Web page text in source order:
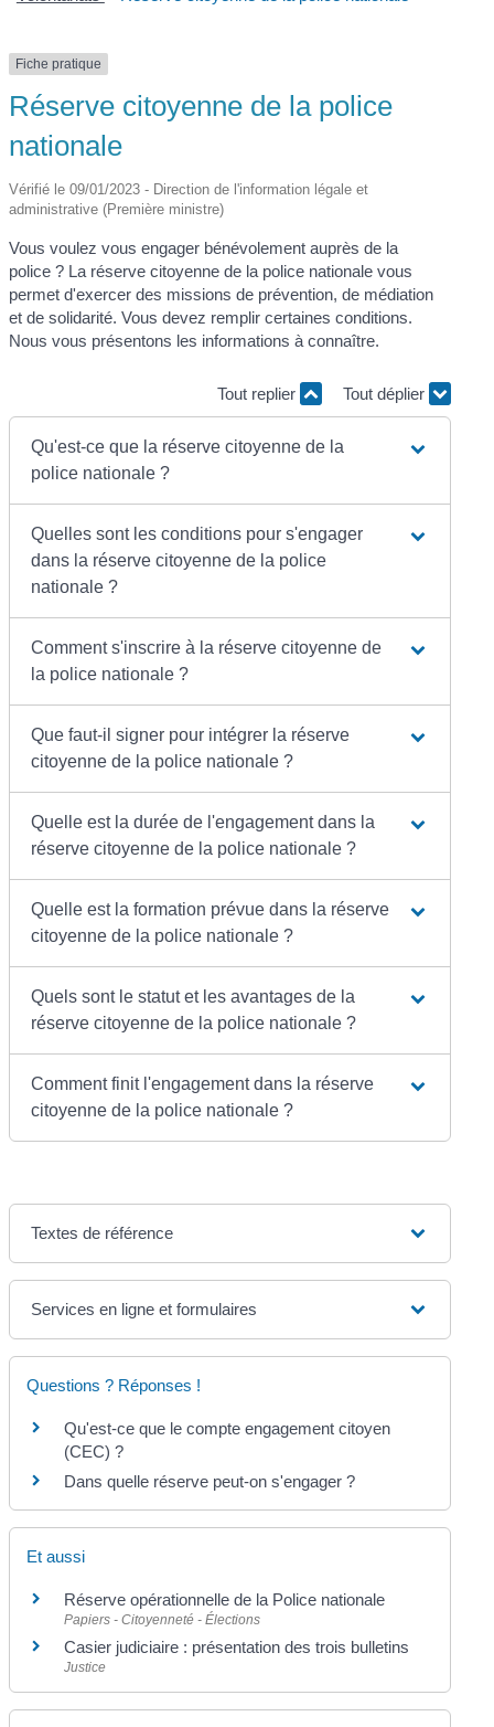
Fiche pratique
Réserve citoyenne de la police
nationale
Vérifié le 09/01/2023 - Direction de l'information légale et
administrative (Première ministre)
Vous voulez vous engager bénévolement auprès de la
police ? La réserve citoyenne de la police nationale vous
permet d'exercer des missions de prévention, de médiation
et de solidarité. Vous devez remplir certaines conditions.
Nous vous présentons les informations à connaître.
Tout replier Tout déplier
Qu'est-ce que la réserve citoyenne de la
police nationale ?
Quelles sont les conditions pour s'engager
dans la réserve citoyenne de la police
nationale ?
Comment s'inscrire à la réserve citoyenne de
la police nationale ?
Que faut-il signer pour intégrer la réserve
citoyenne de la police nationale ?
Quelle est la durée de l'engagement dans la
réserve citoyenne de la police nationale ?
Quelle est la formation prévue dans la réserve
citoyenne de la police nationale ?
Quels sont le statut et les avantages de la
réserve citoyenne de la police nationale ?
Comment finit l'engagement dans la réserve
citoyenne de la police nationale ?
Textes de référence
Services en ligne et formulaires
Questions ? Réponses !
Qu'est-ce que le compte engagement citoyen
(CEC) ?
Dans quelle réserve peut-on s'engager ?
Et aussi
Réserve opérationnelle de la Police nationale
Papiers - Citoyenneté - Élections
Casier judiciaire : présentation des trois bulletins
Justice